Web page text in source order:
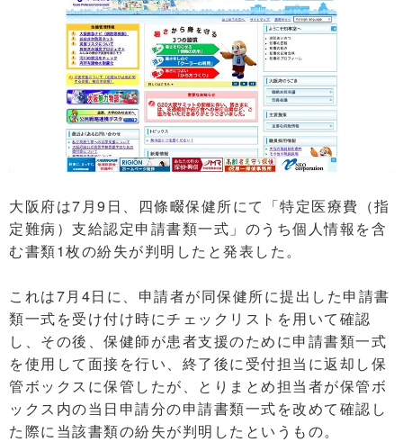
大阪府は7月9日、四條畷保健所にて「特定医療費（指
定難病）支給認定申請書類一式」のうち個人情報を含
む書類1枚の紛失が判明したと発表した。
これは7月4日に、申請者が同保健所に提出した申請書
類一式を受け付け時にチェックリストを用いて確認
し、その後、保健師が患者支援のために申請書類一式
を使用して面接を行い、終了後に受付担当に返却し保
管ボックスに保管したが、とりまとめ担当者が保管ボ
ックス内の当日申請分の申請書類一式を改めて確認し
た際に当該書類の紛失が判明したというもの。